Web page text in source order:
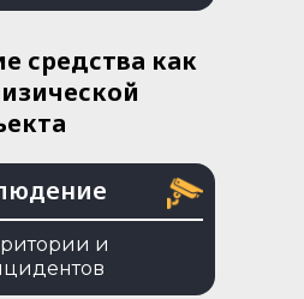
и
средства как